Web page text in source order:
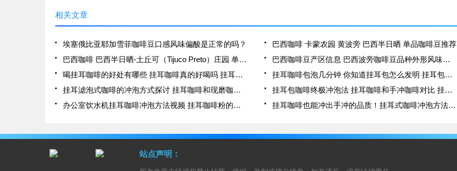
相关文章
埃塞俄比亚耶加雪菲咖啡豆口感风味偏酸是正常的吗？
巴西咖啡 卡蒙农园 黄波旁 巴西半日晒 单品咖啡豆推荐
巴西咖啡 巴西半日晒-土丘可（Tijuco Preto）庄园 单品咖啡
巴西咖啡豆产区信息 巴西波旁咖啡豆品种外形风味口感特点
喝挂耳咖啡的好处有哪些 挂耳咖啡真的好喝吗 挂耳咖啡可以减肥吗
挂耳咖啡包泡几分钟 你知道挂耳包怎么发明 挂耳包咖啡保存多久
挂耳滤泡式咖啡的冲泡方式探讨 挂耳咖啡和现磨咖啡的区别在哪里
挂耳包咖啡终极冲泡法 挂耳咖啡和手冲咖啡对比 挂耳咖啡真的好吗
办公室饮水机挂耳咖啡冲泡方法视频 挂耳咖啡粉的冲泡方法图解
挂耳咖啡也能冲出手冲的品质！挂耳式咖啡冲泡方法教学
站点声明：